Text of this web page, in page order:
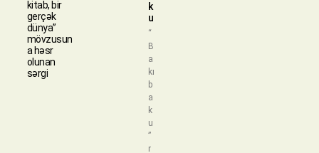
kitab, bir
gerçək
dünya”
mövzusun
a həsr
olunan
sərgi
k
u
“
B
a
kı
b
a
k
u
”
r